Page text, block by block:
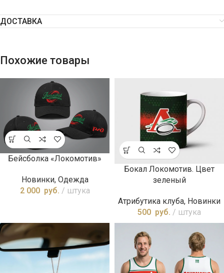
ДОСТАВКА
Похожие товары
Бейсболка «Локомотив»
Новинки, Одежда
2 000 руб. штука
Бокал Локомотив. Цвет
зеленый
Атрибутика клуба, Новинки
500 руб. штука